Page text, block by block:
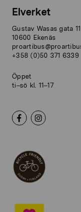
Elverket
Gustav Wasas gata 11
10600 Ekenäs
+358 (0)50 371 6339
Öppet
ti–sö kl. 11–17